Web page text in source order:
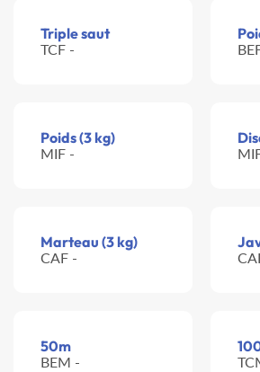
Triple saut
TCF -
Poids (3 kg)
MIF -
Marteau (3 kg)
CAF -
50m
BEM -